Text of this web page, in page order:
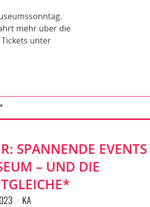
mehr über die
unter
SPANNENDE EVENTS
– UND DIE
KA